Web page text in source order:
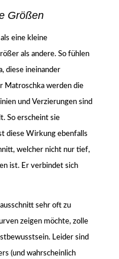
Größen
eine kleine
als andere. So fühlen
diese ineinander
Matroschka werden die
und Verzierungen sind
So erscheint sie
diese Wirkung ebenfalls
welcher nicht nur tief,
ist. Er verbindet sich
sehr oft zu
zeigen möchte, zolle
Leider sind
(und wahrscheinlich